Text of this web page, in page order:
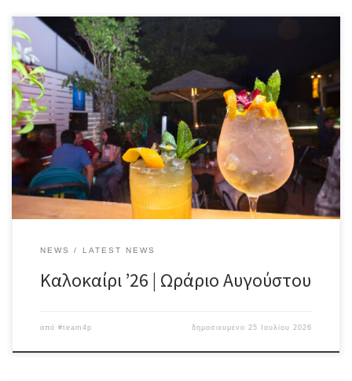
Από 10 έως 20 Αυγούστου θα είμαστε μαζί από νωρίς το απόγευμα
(18:00) #egalite_pub ღ #Summer2026
NEWS LATEST NEWS
Καλοκαίρι ’26 | Ωράριο Αυγούστου
από #team4p δημοσιευμένο 25 Ιουλίου 2026